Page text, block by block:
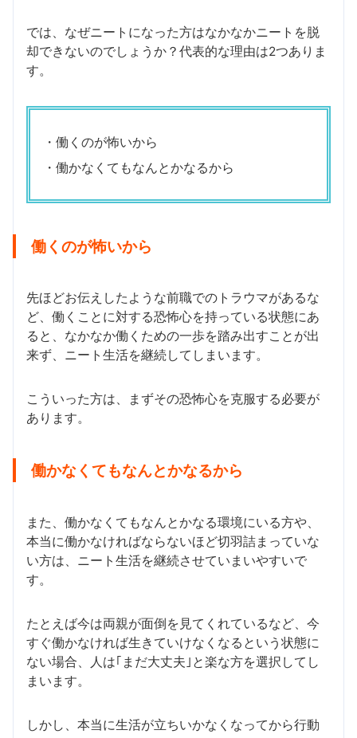
では、なぜニートになった方はなかなかニートを脱
却できないのでしょうか？代表的な理由は2つありま
す。
・働くのが怖いから
・働かなくてもなんとかなるから
働くのが怖いから
先ほどお伝えしたような前職でのトラウマがあるな
ど、働くことに対する恐怖心を持っている状態にあ
ると、なかなか働くための一歩を踏み出すことが出
来ず、ニート生活を継続してしまいます。
こういった方は、まずその恐怖心を克服する必要が
あります。
働かなくてもなんとかなるから
また、働かなくてもなんとかなる環境にいる方や、
本当に働かなければならないほど切羽詰まっていな
い方は、ニート生活を継続させていまいやすいで
す。
たとえば今は両親が面倒を見てくれているなど、今
すぐ働かなければ生きていけなくなるという状態に
ない場合、人は｢まだ大丈夫｣と楽な方を選択してし
まいます。
しかし、本当に生活が立ちいかなくなってから行動